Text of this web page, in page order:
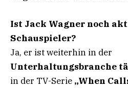
Ist Jack Wagner noch
Schauspieler?
Ja, er ist weiterhin in der
Unterhaltungsbranche
in der TV-Serie „When